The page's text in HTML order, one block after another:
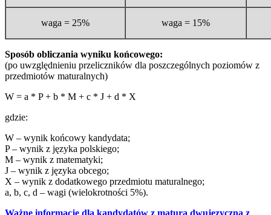
waga = 25% waga = 15%
Sposób obliczania wyniku końcowego:
(po uwzględnieniu przeliczników dla poszczególnych poziomów z
przedmiotów maturalnych)
W = a * P + b * M + c * J + d * X
gdzie:
W – wynik końcowy kandydata;
P – wynik z języka polskiego;
M – wynik z matematyki;
J – wynik z języka obcego;
X – wynik z dodatkowego przedmiotu maturalnego;
a, b, c, d – wagi (wielokrotności 5%).
Ważne informacje dla kandydatów z maturą dwujęzyczną z